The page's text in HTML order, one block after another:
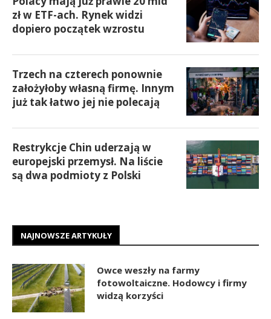
zł w ETF-ach. Rynek widzi
dopiero początek wzrostu
Trzech na czterech ponownie
założyłoby własną firmę. Innym
już tak łatwo jej nie polecają
Restrykcje Chin uderzają w
europejski przemysł. Na liście
są dwa podmioty z Polski
NAJNOWSZE ARTYKUŁY
Owce weszły na farmy
fotowoltaiczne. Hodowcy i firmy
widzą korzyści